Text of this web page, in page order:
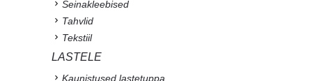
Seinakleebised
Tahvlid
Tekstiil
LASTELE
Kaunistused lastetuppa